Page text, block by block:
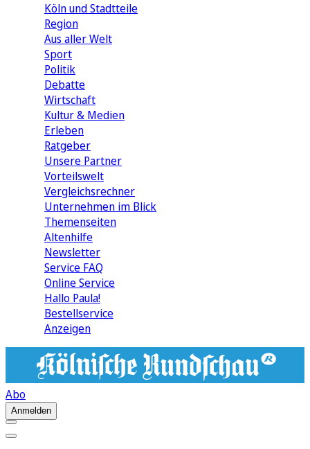
Köln und Stadtteile
Region
Aus aller Welt
Sport
Politik
Debatte
Wirtschaft
Kultur & Medien
Erleben
Ratgeber
Unsere Partner
Vorteilswelt
Vergleichsrechner
Unternehmen im Blick
Themenseiten
Altenhilfe
Newsletter
Service FAQ
Online Service
Hallo Paula!
Bestellservice
Anzeigen
Abo
Anmelden